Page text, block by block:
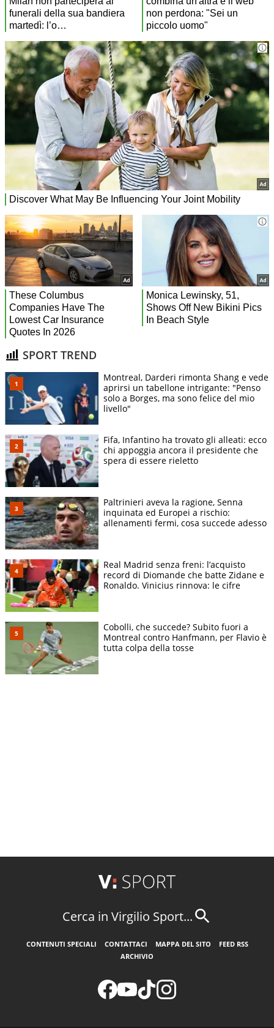
SPORT TREND
Montreal, Darderi rimonta Shang e vede
aprirsi un tabellone intrigante: "Penso
solo a Borges, ma sono felice del mio
livello"
Fifa, Infantino ha trovato gli alleati: ecco
chi appoggia ancora il presidente che
spera di essere rieletto
Paltrinieri aveva la ragione, Senna
inquinata ed Europei a rischio:
allenamenti fermi, cosa succede adesso
Real Madrid senza freni: l’acquisto
record di Diomande che batte Zidane e
Ronaldo. Vinicius rinnova: le cifre
Cobolli, che succede? Subito fuori a
Montreal contro Hanfmann, per Flavio è
tutta colpa della tosse
Cerca in Virgilio Sport...
CONTENUTI SPECIALI CONTATTACI MAPPA DEL SITO
FEED RSS
ARCHIVIO